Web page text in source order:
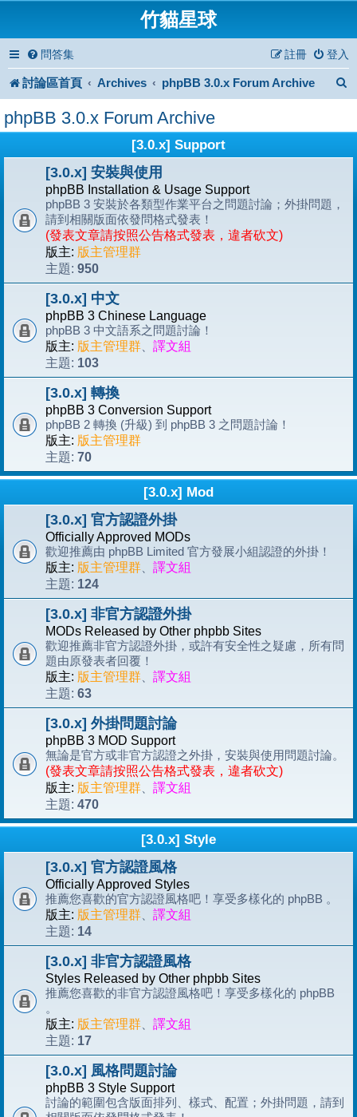
竹貓星球
問答集 登入
註冊
討論區首頁 Archives phpBB 3.0.x Forum Archive
phpBB 3.0.x Forum Archive
[3.0.x] Support
[3.0.x] 安裝與使用
phpBB Installation & Usage Support
phpBB 3 安裝於各類型作業平台之問題討論；外掛問題，
請到相關版面依發問格式發表！
(發表文章請按照公告格式發表，違者砍文)
版主: 版主管理群
主題: 950
[3.0.x] 中文
phpBB 3 Chinese Language
phpBB 3 中文語系之問題討論！
版主: 版主管理群
譯文組
主題: 103
[3.0.x] 轉換
phpBB 3 Conversion Support
phpBB 2 轉換 (升級) 到 phpBB 3 之問題討論！
版主: 版主管理群
主題: 70
[3.0.x] Mod
[3.0.x] 官方認證外掛
Officially Approved MODs
歡迎推薦由 phpBB Limited 官方發展小組認證的外掛！
版主: 版主管理群
譯文組
主題: 124
[3.0.x] 非官方認證外掛
MODs Released by Other phpbb Sites
歡迎推薦非官方認證外掛，或許有安全性之疑慮，所有問
題由原發表者回覆！
版主: 版主管理群
譯文組
主題: 63
[3.0.x] 外掛問題討論
phpBB 3 MOD Support
無論是官方或非官方認證之外掛，安裝與使用問題討論。
(發表文章請按照公告格式發表，違者砍文)
版主: 版主管理群
譯文組
主題: 470
[3.0.x] Style
[3.0.x] 官方認證風格
Officially Approved Styles
推薦您喜歡的官方認證風格吧！享受多樣化的 phpBB 。
版主: 版主管理群
譯文組
主題: 14
[3.0.x] 非官方認證風格
Styles Released by Other phpbb Sites
推薦您喜歡的非官方認證風格吧！享受多樣化的 phpBB
。
版主: 版主管理群
譯文組
主題: 17
[3.0.x] 風格問題討論
phpBB 3 Style Support
討論的範圍包含版面排列、樣式、配置；外掛問題，請到